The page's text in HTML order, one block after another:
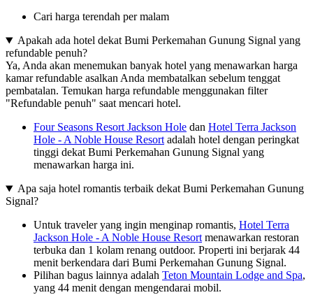
Cari harga terendah per malam
Apakah ada hotel dekat Bumi Perkemahan Gunung Signal yang
refundable penuh?
Ya, Anda akan menemukan banyak hotel yang menawarkan harga
kamar refundable asalkan Anda membatalkan sebelum tenggat
pembatalan. Temukan harga refundable menggunakan filter
"Refundable penuh" saat mencari hotel.
Four Seasons Resort Jackson Hole dan Hotel Terra Jackson
Hole - A Noble House Resort adalah hotel dengan peringkat
tinggi dekat Bumi Perkemahan Gunung Signal yang
menawarkan harga ini.
Apa saja hotel romantis terbaik dekat Bumi Perkemahan Gunung
Signal?
Untuk traveler yang ingin menginap romantis, Hotel Terra
Jackson Hole - A Noble House Resort menawarkan restoran
terbuka dan 1 kolam renang outdoor. Properti ini berjarak 44
menit berkendara dari Bumi Perkemahan Gunung Signal.
Pilihan bagus lainnya adalah Teton Mountain Lodge and Spa,
yang 44 menit dengan mengendarai mobil.